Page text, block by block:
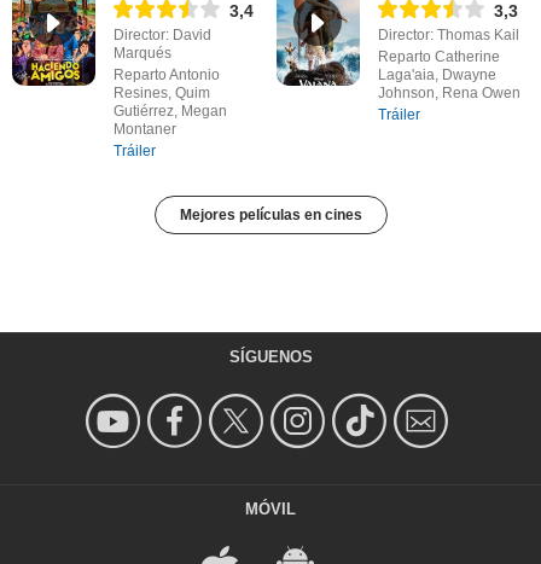
3,4
Director: David
Marqués
Reparto Antonio
Resines, Quim
Gutiérrez, Megan
Montaner
Tráiler
3,3
Director: Thomas Kail
Reparto Catherine
Laga'aia, Dwayne
Johnson, Rena Owen
Tráiler
Mejores películas en cines
SÍGUENOS
MÓVIL